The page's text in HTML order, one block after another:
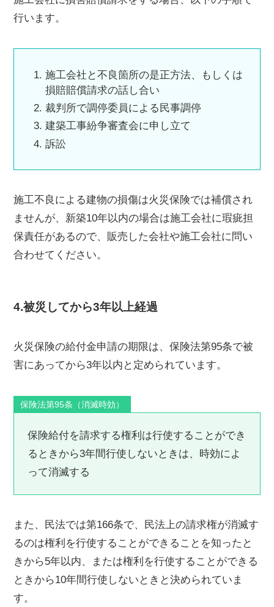
行います。
施工会社と不良箇所の是正方法、もしくは
損賠賠償請求の話し合い
裁判所で調停委員による民事調停
建築工事紛争審査会に申し立て
訴訟
施工不良による建物の損傷は火災保険では補償され
ませんが、新築10年以内の場合は施工会社に瑕疵担
保責任があるので、販売した会社や施工会社に問い
合わせてください。
4.被災してから3年以上経過
火災保険の給付金申請の期限は、保険法第95条で被
害にあってから3年以内と定められています。
保険法第95条（消滅時効）
保険給付を請求する権利は行使することができ
るときから3年間行使しないときは、時効によ
って消滅する
また、民法では第166条で、民法上の請求権が消滅す
るのは権利を行使することができることを知ったと
きから5年以内、または権利を行使することができる
ときから10年間行使しないときと決められていま
す。